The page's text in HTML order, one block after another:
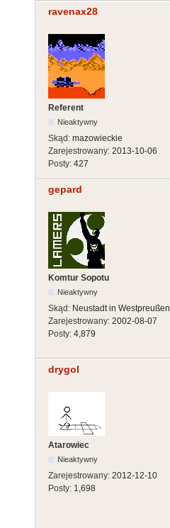
ravenax28
Referent
Nieaktywny
Skąd: mazowieckie
Zarejestrowany: 2013-10-06
Posty: 427
gepard
Komtur Sopotu
Nieaktywny
Skąd: Neustadt in Westpreußen
Zarejestrowany: 2002-08-07
Posty: 4,879
drygol
Atarowiec
Nieaktywny
Zarejestrowany: 2012-12-10
Posty: 1,698